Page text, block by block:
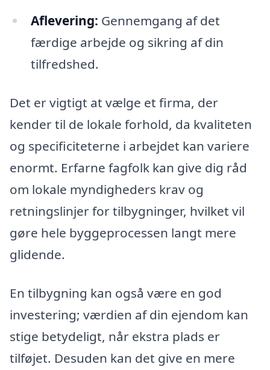
Aflevering: Gennemgang af det
færdige arbejde og sikring af din
tilfredshed.
Det er vigtigt at vælge et firma, der
kender til de lokale forhold, da kvaliteten
og specificiteterne i arbejdet kan variere
enormt. Erfarne fagfolk kan give dig råd
om lokale myndigheders krav og
retningslinjer for tilbygninger, hvilket vil
gøre hele byggeprocessen langt mere
glidende.
En tilbygning kan også være en god
investering; værdien af din ejendom kan
stige betydeligt, når ekstra plads er
tilføjet. Desuden kan det give en mere